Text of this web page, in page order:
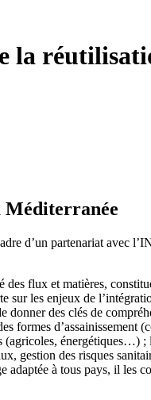
la
Méditerranée
d’un partenariat avec
des flux et matières,
sur les enjeux de
des clés de
formes
énergétiques…)
gestion des risques
adaptée à tous pays, il les